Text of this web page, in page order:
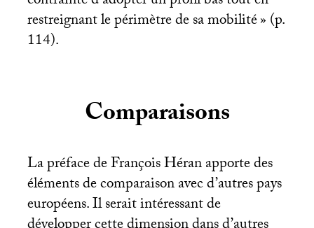
restreignant le périmètre de sa mobilité» (p.
114).
Comparaisons
La préface de François Héran apporte des
éléments de comparaison avec d’autres pays
européens. Il serait intéressant de